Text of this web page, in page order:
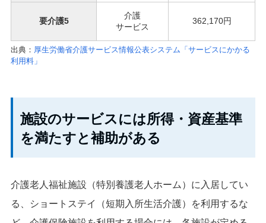
要介護5
介護
サービス
362,170円
出典： 厚生労働省介護サービス情報公表システム「サービスにかかる
利用料」
施設のサービスには所得・資産基準
を満たすと補助がある
介護老人福祉施設（特別養護老人ホーム）に入居してい
る、ショートステイ（短期入所生活介護）を利用するな